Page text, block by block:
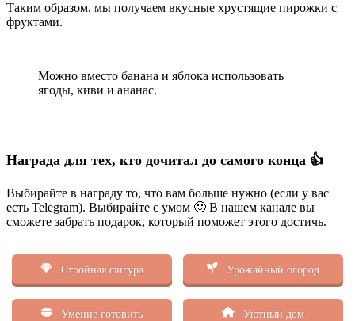
Таким образом, мы получаем вкусные хрустящие пирожки с
фруктами.
Можно вместо банана и яблока использовать
ягоды, киви и ананас.
Награда для тех, кто дочитал до самого конца 👍
Выбирайте в награду то, что вам больше нужно (если у вас
есть Telegram). Выбирайте с умом 🙂 В нашем канале вы
сможете забрать подарок, который поможет этого достичь.
Стройная фигура Урожайный огород
Умение готовить Уютный дом